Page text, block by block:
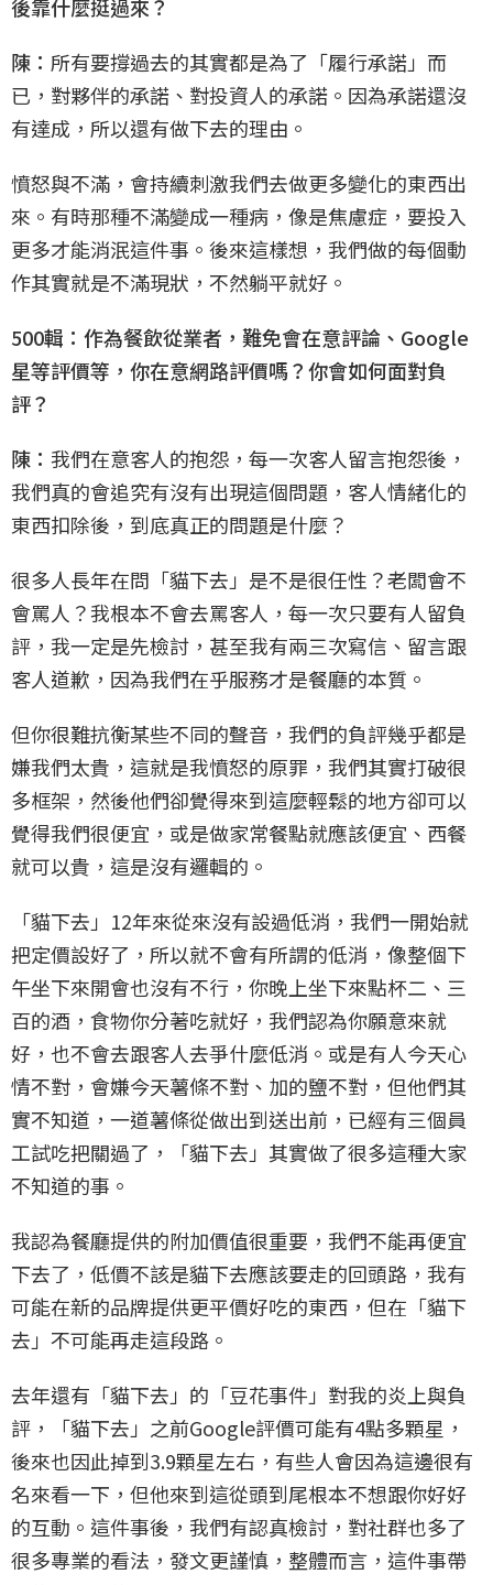
後靠什麼挺過來？
陳： 所有要撐過去的其實都是為了「履行承諾」而
已，對夥伴的承諾、對投資人的承諾。因為承諾還沒
有達成，所以還有做下去的理由。
憤怒與不滿，會持續刺激我們去做更多變化的東西出
來。有時那種不滿變成一種病，像是焦慮症，要投入
更多才能消泯這件事。後來這樣想，我們做的每個動
作其實就是不滿現狀，不然躺平就好。
500輯：作為餐飲從業者，難免會在意評論、Google
星等評價等，你在意網路評價嗎？你會如何面對負
評？
陳： 我們在意客人的抱怨，每一次客人留言抱怨後，
我們真的會追究有沒有出現這個問題，客人情緒化的
東西扣除後，到底真正的問題是什麼？
很多人長年在問「貓下去」是不是很任性？老闆會不
會罵人？我根本不會去罵客人，每一次只要有人留負
評，我一定是先檢討，甚至我有兩三次寫信、留言跟
客人道歉，因為我們在乎服務才是餐廳的本質。
但你很難抗衡某些不同的聲音，我們的負評幾乎都是
嫌我們太貴，這就是我憤怒的原罪，我們其實打破很
多框架，然後他們卻覺得來到這麼輕鬆的地方卻可以
覺得我們很便宜，或是做家常餐點就應該便宜、西餐
就可以貴，這是沒有邏輯的。
「貓下去」12年來從來沒有設過低消，我們一開始就
把定價設好了，所以就不會有所謂的低消，像整個下
午坐下來開會也沒有不行，你晚上坐下來點杯二、三
百的酒，食物你分著吃就好，我們認為你願意來就
好，也不會去跟客人去爭什麼低消。或是有人今天心
情不對，會嫌今天薯條不對、加的鹽不對，但他們其
實不知道，一道薯條從做出到送出前，已經有三個員
工試吃把關過了，「貓下去」其實做了很多這種大家
不知道的事。
我認為餐廳提供的附加價值很重要，我們不能再便宜
下去了，低價不該是貓下去應該要走的回頭路，我有
可能在新的品牌提供更平價好吃的東西，但在「貓下
去」不可能再走這段路。
去年還有「貓下去」的「豆花事件」對我的炎上與負
評，「貓下去」之前Google評價可能有4點多顆星，
後來也因此掉到3.9顆星左右，有些人會因為這邊很有
名來看一下，但他來到這從頭到尾根本不想跟你好好
的互動。這件事後，我們有認真檢討，對社群也多了
很多專業的看法，發文更謹慎，整體而言，這件事帶